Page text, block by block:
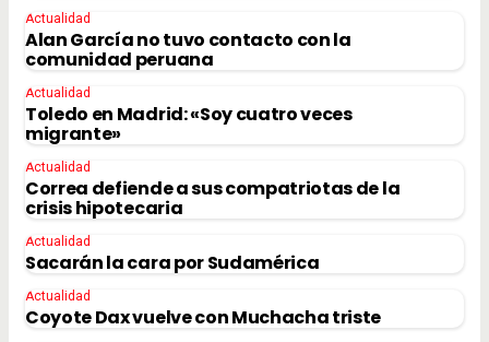
Actualidad
Alan García no tuvo contacto con la
comunidad peruana
Actualidad
Toledo en Madrid: «Soy cuatro veces
migrante»
Actualidad
Correa defiende a sus compatriotas de la
crisis hipotecaria
Actualidad
Sacarán la cara por Sudamérica
Actualidad
Coyote Dax vuelve con Muchacha triste